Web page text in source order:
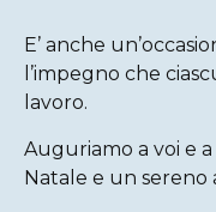
E’ anche
l’impegno che
lavoro.
Auguriamo a voi e
Natale e un sereno